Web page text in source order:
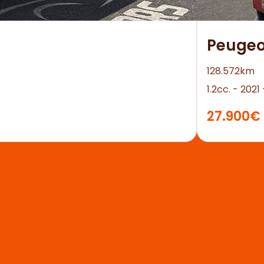
128.572km
1.2cc. -
27.900€